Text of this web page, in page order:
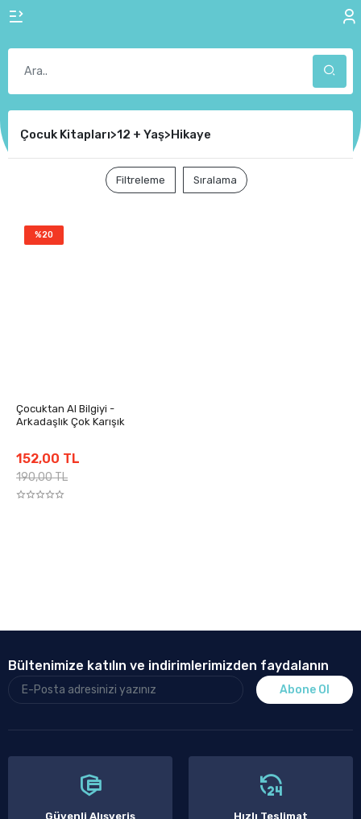
Çocuk Kitapları>12 + Yaş>Hikaye
Filtreleme Sıralama
%20
Çocuktan Al Bilgiyi -
Arkadaşlık Çok Karışık
152,00 TL
190,00 TL
Bültenimize katılın ve indirimlerimizden faydalanın
Abone Ol
Güvenli Alışveriş
Hızlı Teslimat